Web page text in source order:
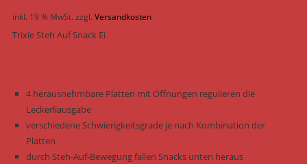
inkl. 19 % MwSt.zzgl.Versandkosten
Trixie Steh Auf Snack Ei
4 herausnehmbare Platten mit Öffnungen regulieren die
Leckerliausgabe
verschiedene Schwierigkeitsgrade je nach Kombination der
Platten
durch Steh-Auf-Bewegung fallen Snacks unten heraus